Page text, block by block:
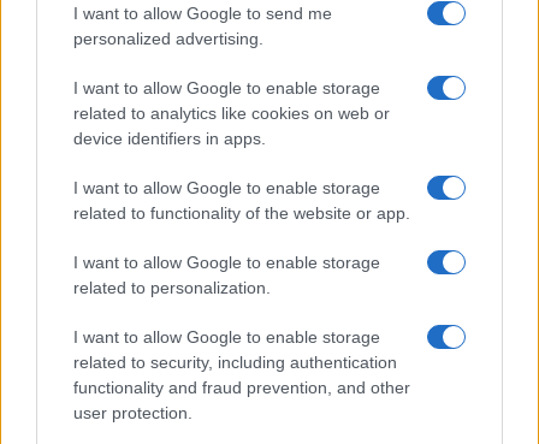
I want to allow Google to send me
personalized advertising.
I want to allow Google to enable storage
related to analytics like cookies on web or
device identifiers in apps.
I want to allow Google to enable storage
related to functionality of the website or app.
I want to allow Google to enable storage
related to personalization.
I want to allow Google to enable storage
related to security, including authentication
functionality and fraud prevention, and other
user protection.
NECROLOGIE
Mario Malu
Paolo Pinna